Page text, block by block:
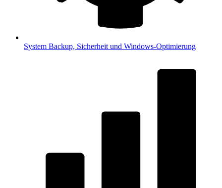
System Backup, Sicherheit und Windows-Optimierung